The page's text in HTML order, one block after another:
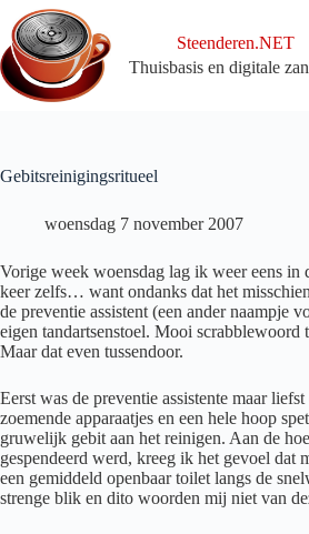
naar
de
inhoud
Steenderen.NET
Thuisbasis en digitale
Gebitsreinigingsritueel
woensdag 7 november 2007
Vorige week woensdag lag ik weer eens in
keer zelfs… want ondanks dat het
de preventie assistent (een ander naampje
eigen tandartsenstoel. Mooi scrabblewoord
Maar dat even tussendoor.
Eerst was de preventie assistente maar
zoemende apparaatjes en een hele hoop
gruwelijk gebit aan het reinigen. Aan de
gespendeerd werd, kreeg ik het gevoel dat
een gemiddeld openbaar toilet langs de
strenge blik en dito woorden mij niet van